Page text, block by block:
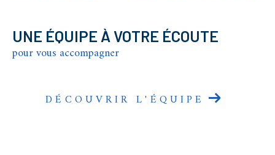
UNE ÉQUIPE À VOTRE ÉCOUTE
pour vous accompagner
DÉCOUVRIR L'ÉQUIPE